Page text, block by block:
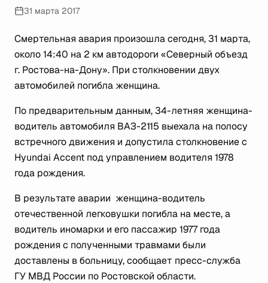
31 марта 2017
Смертельная авария произошла сегодня, 31 марта,
около 14:40 на 2 км автодороги «Северный объезд
г. Ростова-на-Дону». При столкновении двух
автомобилей погибла женщина.
По предварительным данным, 34-летняя женщина-
водитель автомобиля ВАЗ-2115 выехала на полосу
встречного движения и допустила столкновение с
Hyundai Accent под управлением водителя 1978
года рождения.
В результате аварии женщина-водитель
отечественной легковушки погибла на месте, а
водитель иномарки и его пассажир 1977 года
рождения с полученными травмами были
доставлены в больницу, сообщает пресс-служба
ГУ МВД России по Ростовской области.